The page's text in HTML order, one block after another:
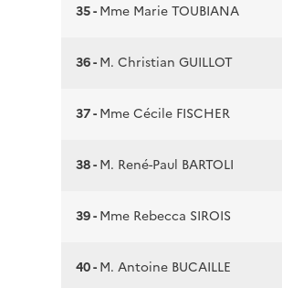
35 -Mme Marie TOUBIANA
36 -M. Christian GUILLOT
37 -Mme Cécile FISCHER
38 -M. René-Paul BARTOLI
39 -Mme Rebecca SIROIS
40 -M. Antoine BUCAILLE